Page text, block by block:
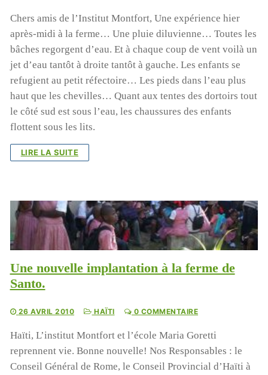
Chers amis de l’Institut Montfort, Une expérience hier
après-midi à la ferme… Une pluie diluvienne… Toutes les
bâches regorgent d’eau. Et à chaque coup de vent voilà un
jet d’eau tantôt à droite tantôt à gauche. Les enfants se
refugient au petit réfectoire… Les pieds dans l’eau plus
haut que les chevilles… Quant aux tentes des dortoirs tout
le côté sud est sous l’eau, les chaussures des enfants
flottent sous les lits.
LIRE LA SUITE
Une nouvelle implantation à la ferme de
Santo.
26 AVRIL 2010 HAÏTI 0 COMMENTAIRE
Haïti, L’institut Montfort et l’école Maria Goretti
reprennent vie. Bonne nouvelle! Nos Responsables : le
Conseil Général de Rome, le Conseil Provincial d’Haïti à